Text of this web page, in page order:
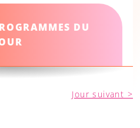
DU
Jour suivant >